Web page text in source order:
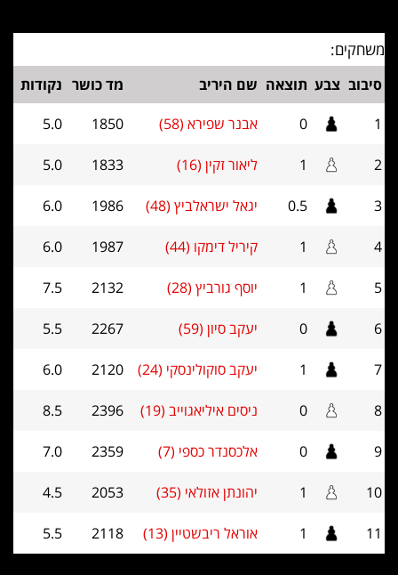
משחקים:
סיבוב צבע תוצאה שם היריב מד כושר נקודות
1
0 אבנר שפירא (58) 1850
5.0
2
1 ליאור זקין (16) 1833
5.0
3
0.5 יגאל ישראלביץ (48) 1986
6.0
4
1 קיריל דימקו (44) 1987
6.0
5
1 יוסף גורביץ (28) 2132
7.5
6
0 יעקב סיון (59) 2267
5.5
7
1 יעקב סוקולינסקי (24) 2120
6.0
8
0 ניסים איליאגוייב (19) 2396
8.5
9
0 אלכסנדר כספי (7) 2359
7.0
10
1 יהונתן אזולאי (35) 2053
4.5
11
1 אוראל ריבשטיין (13) 2118
5.5